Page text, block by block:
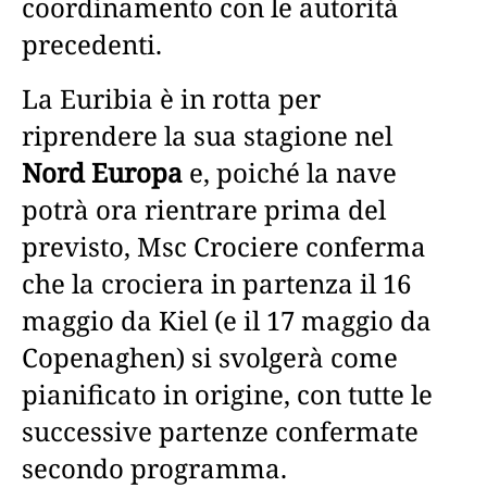
precedenti.
La Euribia è in rotta per
riprendere la sua stagione nel
Nord Europa e, poiché la nave
potrà ora rientrare prima del
previsto, Msc Crociere conferma
che la crociera in partenza il 16
maggio da Kiel (e il 17 maggio da
Copenaghen) si svolgerà come
pianificato in origine, con tutte le
successive partenze confermate
secondo programma.